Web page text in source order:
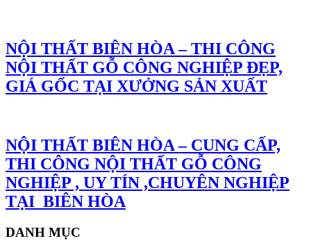
NỘI THẤT BIÊN HÒA – THI CÔNG
NỘI THẤT GỖ CÔNG NGHIỆP ĐẸP,
GIÁ GỐC TẠI XƯỞNG SẢN XUẤT
NỘI THẤT BIÊN HÒA – CUNG CẤP,
THI CÔNG NỘI THẤT GỖ CÔNG
NGHIỆP , UY TÍN ,CHUYÊN NGHIỆP
TẠI BIÊN HÒA
DANH MỤC